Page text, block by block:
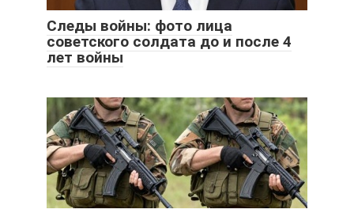
Следы войны: фото лица
советского солдата до и после 4
лет войны